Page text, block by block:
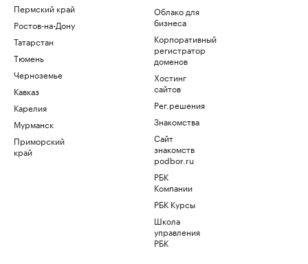
Пермский край
Ростов-на-Дону
Татарстан
Тюмень
Черноземье
Кавказ
Карелия
Мурманск
Приморский
край
Облако для
бизнеса
Корпоративный
регистратор
доменов
Хостинг
сайтов
Рег.решения
Знакомства
Сайт
знакомств
podbor.ru
РБК
Компании
РБК Курсы
Школа
управления
РБК